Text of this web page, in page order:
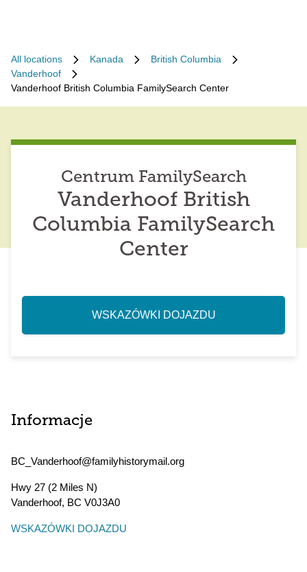
All locations Kanada
British Columbia
Vanderhoof
Vanderhoof British Columbia FamilySearch Center
Centrum FamilySearch
Vanderhoof British
Columbia FamilySearch
Center
WSKAZÓWKI DOJAZDU
Informacje
BC_Vanderhoof@familyhistorymail.org
Hwy 27 (2 Miles N)
Vanderhoof, BC V0J3A0
WSKAZÓWKI DOJAZDU